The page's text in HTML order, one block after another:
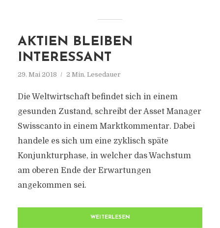
AKTIEN BLEIBEN
INTERESSANT
29. Mai 2018 2 Min. Lesedauer
Die Weltwirtschaft befindet sich in einem
gesunden Zustand, schreibt der Asset Manager
Swisscanto in einem Marktkommentar. Dabei
handele es sich um eine zyklisch späte
Konjunkturphase, in welcher das Wachstum
am oberen Ende der Erwartungen
angekommen sei.
WEITERLESEN